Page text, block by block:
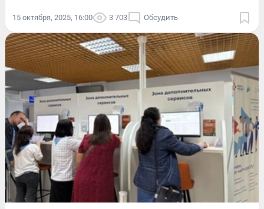
15 октября, 2025, 16:00 3 703 Обсудить